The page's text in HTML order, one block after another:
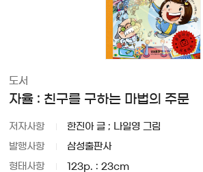
도서
자율 : 친구를 구하는 마법의 주문
저자사항 한진아 글 ; 나일영 그림
발행사항 삼성출판사
형태사항 123p. : 23cm